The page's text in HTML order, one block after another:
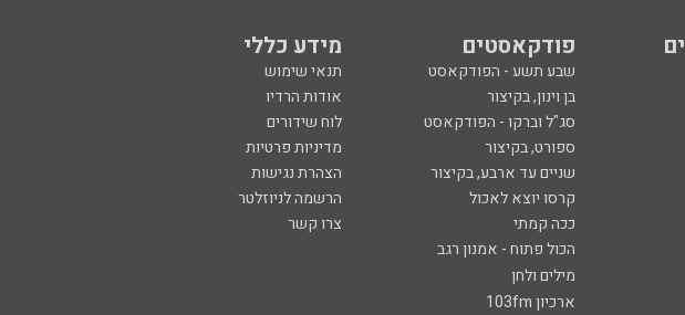
פודקאסטים מידע כללי
שבע תשע - הפודקאסט
תנאי שימוש
בן וינון, בקיצור
אודות הרדיו
סג"ל וברקו - הפודקאסט
לוח שידורים
ספורט, בקיצור
מדיניות פרטיות
שניים עד ארבע, בקיצור
הצהרת נגישות
קרסו יוצא לאכול
הרשמה לניוזלטר
ככה קמתי
צרו קשר
הכול פתוח - אמנון רגב
מילים ולחן
ארכיון 103fm